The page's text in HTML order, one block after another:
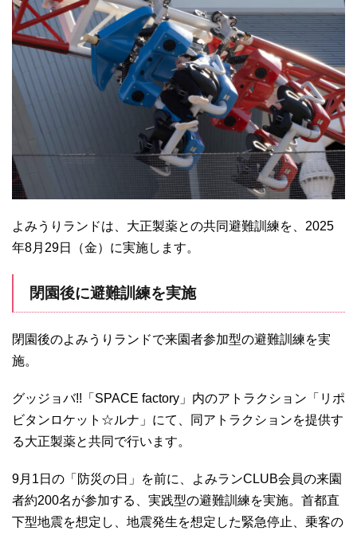
よみうりランドは、大正製薬との共同避難訓練を、2025
年8月29日（金）に実施します。
閉園後に避難訓練を実施
閉園後のよみうりランドで来園者参加型の避難訓練を実
施。
グッジョバ!!「SPACE factory」内のアトラクション「リポ
ビタンロケット☆ルナ」にて、同アトラクションを提供す
る大正製薬と共同で行います。
9月1日の「防災の日」を前に、よみランCLUB会員の来園
者約200名が参加する、実践型の避難訓練を実施。首都直
下型地震を想定し、地震発生を想定した緊急停止、乗客の